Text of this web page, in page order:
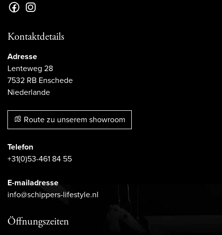
Kontaktdetails
Adresse
Lenteweg 28
7532 RB Enschede
Niederlande
Route zu unserem showroom
Telefon
+31(0)53-461 84 55
E-mailadresse
info@schippers-lifestyle.nl
Öffnungszeiten